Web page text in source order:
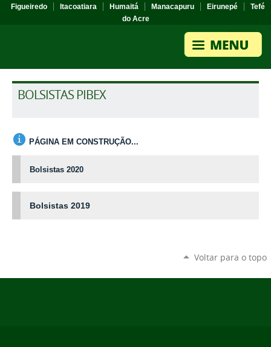
Figueiredo
Itacoatiara Humaitá Manacapuru Eirunepé
Tefé
do Acre
BOLSISTAS PIBEX
PÁGINA EM CONSTRUÇÃO...
Bolsistas 2020
Bolsistas 2019
Voltar para o topo